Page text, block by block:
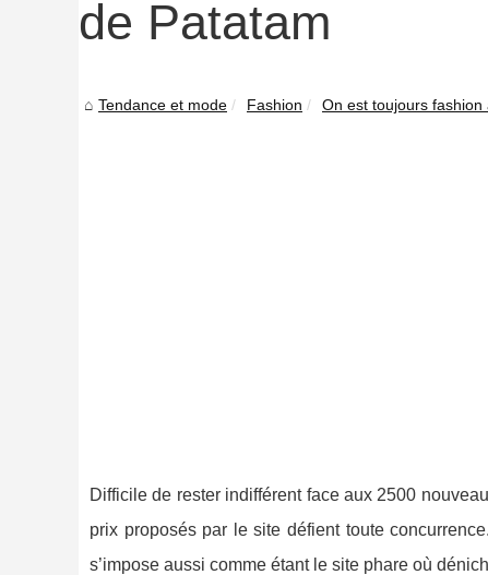
de Patatam
Tendance et mode Fashion On est toujours fashion
Difficile de rester indifférent face aux 2500
prix proposés par le site défient toute
s’impose aussi comme étant le site phare où